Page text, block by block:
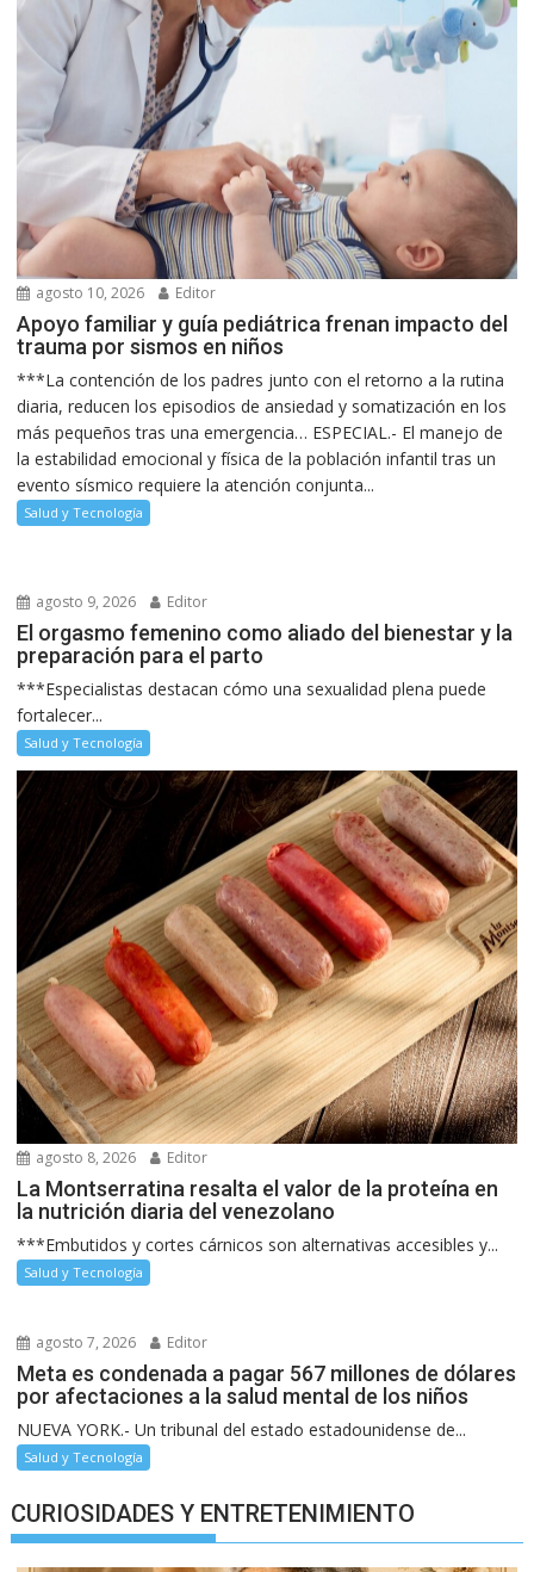
agosto 10, 2026 Editor
Apoyo familiar y guía pediátrica frenan impacto del
trauma por sismos en niños
***La contención de los padres junto con el retorno a la rutina
diaria, reducen los episodios de ansiedad y somatización en los
más pequeños tras una emergencia… ESPECIAL.- El manejo de
la estabilidad emocional y física de la población infantil tras un
evento sísmico requiere la atención conjunta...
Salud y Tecnología
agosto 9, 2026 Editor
El orgasmo femenino como aliado del bienestar y la
preparación para el parto
***Especialistas destacan cómo una sexualidad plena puede
fortalecer...
Salud y Tecnología
agosto 8, 2026 Editor
La Montserratina resalta el valor de la proteína en
la nutrición diaria del venezolano
***Embutidos y cortes cárnicos son alternativas accesibles y...
Salud y Tecnología
agosto 7, 2026 Editor
Meta es condenada a pagar 567 millones de dólares
por afectaciones a la salud mental de los niños
NUEVA YORK.- Un tribunal del estado estadounidense de...
Salud y Tecnología
CURIOSIDADES Y ENTRETENIMIENTO